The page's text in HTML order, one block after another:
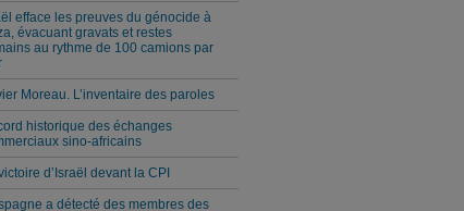
efface les preuves du génocide à
évacuant gravats et restes
au rythme de 100 camions par
Moreau. L’inventaire des paroles
historique des échanges
sino-africains
d’Israël devant la CPI
a détecté des membres des